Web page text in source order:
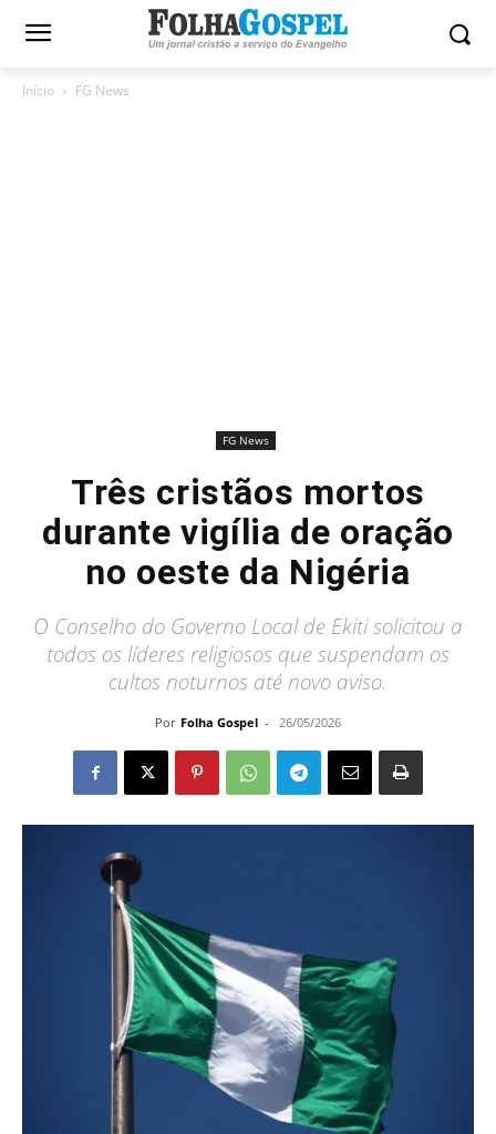
Início FG News
FG News
Três cristãos mortos
durante vigília de oração
no oeste da Nigéria
O Conselho do Governo Local de Ekiti solicitou a
todos os líderes religiosos que suspendam os
cultos noturnos até novo aviso.
Por Folha Gospel - 26/05/2026